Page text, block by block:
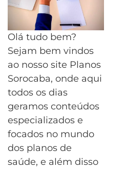
Olá tudo bem?
Sejam bem vindos
ao nosso site Planos
Sorocaba, onde aqui
todos os dias
geramos conteúdos
especializados e
focados no mundo
dos planos de
saúde, e além disso